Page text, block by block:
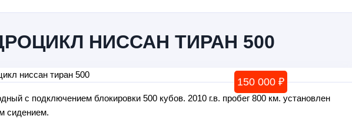
НИССАН ТИРАН 500
150 000 ₽
с подключением блокировки 500 кубов. 2010 г.в. пробег 800 км. установлен
сидением.